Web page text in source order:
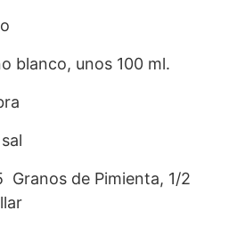
blanco, unos 100 ml.
Granos de Pimienta, 1/2